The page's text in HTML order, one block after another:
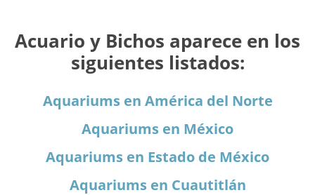
Acuario y Bichos aparece en los
siguientes listados:
Aquariums en América del Norte
Aquariums en México
Aquariums en Estado de México
Aquariums en Cuautitlán